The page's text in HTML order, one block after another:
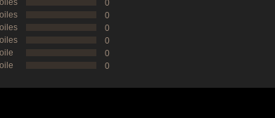
0
0
0
0
0
0